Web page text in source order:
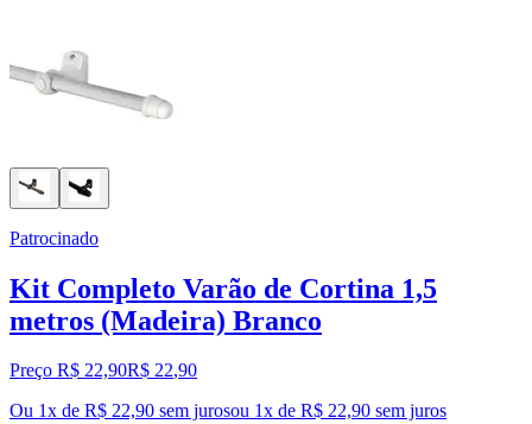
Patrocinado
Kit Completo Varão de Cortina 1,5
metros (Madeira) Branco
Preço R$ 22,90R$ 22,90
Ou 1x de R$ 22,90 sem jurosou 1x de R$ 22,90 sem juros